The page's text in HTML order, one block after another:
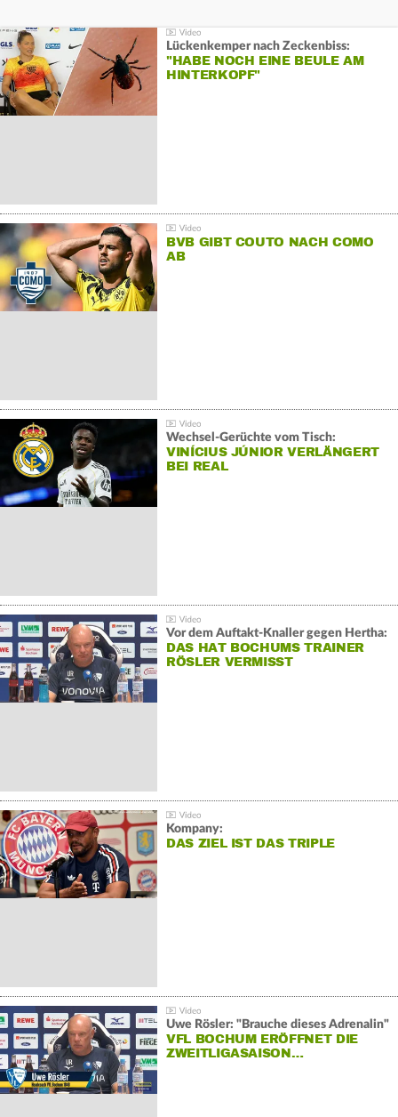
Lückenkemper nach Zeckenbiss:
"HABE NOCH EINE BEULE AM
HINTERKOPF"
BVB GIBT COUTO NACH COMO
AB
Wechsel-Gerüchte vom Tisch:
VINÍCIUS JÚNIOR VERLÄNGERT
BEI REAL
Vor dem Auftakt-Knaller gegen Hertha:
DAS HAT BOCHUMS TRAINER
RÖSLER VERMISST
Kompany:
DAS ZIEL IST DAS TRIPLE
Uwe Rösler: "Brauche dieses Adrenalin"
VFL BOCHUM ERÖFFNET DIE
ZWEITLIGASAISON…